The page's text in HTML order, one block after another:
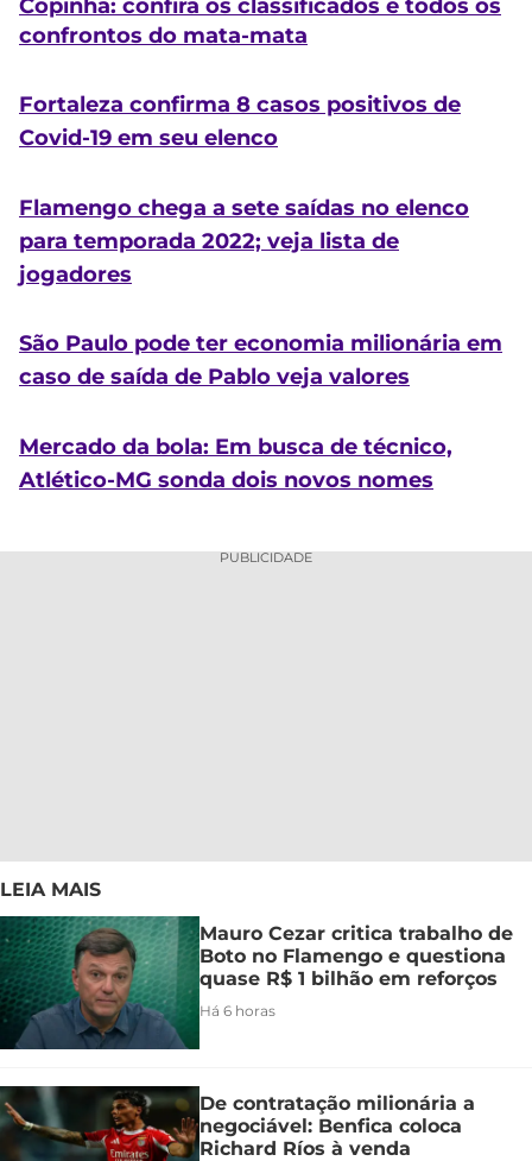
Copinha: confira os classificados e todos os
confrontos do mata-mata
Fortaleza confirma 8 casos positivos de
Covid-19 em seu elenco
Flamengo chega a sete saídas no elenco
para temporada 2022; veja lista de
jogadores
São Paulo pode ter economia milionária em
caso de saída de Pablo veja valores
Mercado da bola: Em busca de técnico,
Atlético-MG sonda dois novos nomes
PUBLICIDADE
LEIA MAIS
Mauro Cezar critica trabalho de
Boto no Flamengo e questiona
quase R$ 1 bilhão em reforços
Há 6 horas
De contratação milionária a
negociável: Benfica coloca
Richard Ríos à venda